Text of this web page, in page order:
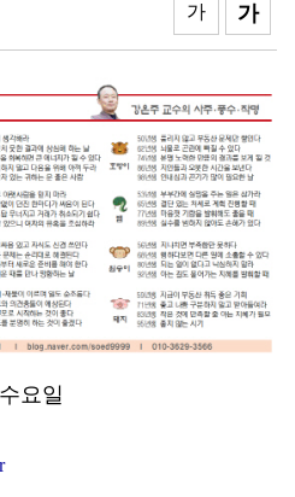
심잡기 '사활'
공모델’된 이유
협, 현장 지원 총력
가
가
요일